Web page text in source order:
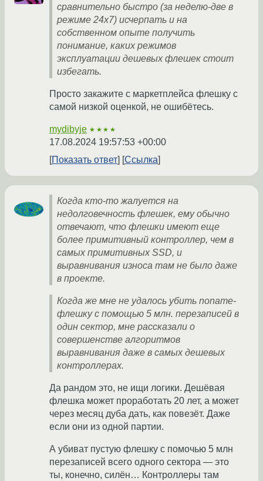
сравнительно быстро (за неделю-две в
режиме 24x7) исчерпать и на
собственном опыте получить
понимание, каких режимов
эксплуатации дешевых флешек стоит
избегать.
Просто закажите с маркетплейса флешку с
самой низкой оценкой, не ошибётесь.
mydibyje ★★★★
17.08.2024 19:57:53 +00:00
Показать ответ
Ссылка
Когда кто-то жалуется на
недолговечность флешек, ему обычно
отвечают, что флешки имеют еще
более примитивный контроллер, чем в
самых примитивных SSD, и
выравнивания износа там не было даже
в проекте.
Когда же мне не удалось убить noname-
флешку с помощью 5 млн. перезаписей в
один сектор, мне рассказали о
совершенстве алгоритмов
выравнивания даже в самых дешевых
контроллерах.
Да рандом это, не ищи логики. Дешёвая
флешка может проработать 20 лет, а может
через месяц дуба дать, как повезёт. Даже
если они из одной партии.
А убиват пустую флешку с помочью 5 млн
перезаписей всего одного сектора — это
ты, конечно, силён… Контроллеры там